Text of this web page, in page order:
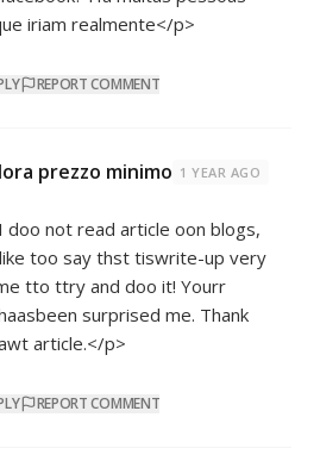
iriam realmente</p>
REPORT COMMENT
prezzo minimo 1 YEAR AGO
doo not read article oon blogs,
too say thst tiswrite-up very
tto ttry and doo it! Yourr
surprised me. Thank
article.</p>
REPORT COMMENT